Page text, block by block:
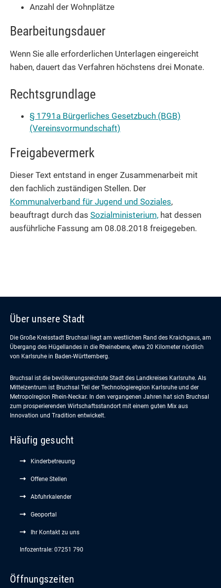
Anzahl der Wohnplätze
Bearbeitungsdauer
Wenn Sie alle erforderlichen Unterlagen eingereicht
haben, dauert das Verfahren höchstens drei Monate.
Rechtsgrundlage
§ 1791a Bürgerliches Gesetzbuch (BGB)
(Vereinsvormundschaft)
Freigabevermerk
Dieser Text entstand in enger Zusammenarbeit mit
den fachlich zuständigen Stellen. Der
Kommunalverband für Jugend und Soziales,
beauftragt durch das Sozialministerium, hat dessen
ausführliche Fassung am 08.08.2018 freigegeben.
Über unsere Stadt
Die Große Kreisstadt Bruchsal liegt am westlichen Rand des Kraichgaus, am
Übergang des Hügellandes in die Rheinebene, etwa 20 Kilometer nördlich
von Karlsruhe in Baden-Württemberg.
Bruchsal ist die bevölkerungsreichste Stadt des Landkreises Karlsruhe. Als
Mittelzentrum ist Bruchsal Teil der Technologieregion Karlsruhe und der
Metropolregion Rhein-Neckar. In den vergangenen Jahren hat sich Bruchsal
zum prosperierenden Wirtschaftsstandort mit einem guten Mix aus
Innovation und Tradition entwickelt.
Häufig gesucht
Kinderbetreuung
Offene Stellen
Abfuhrkalender
Geoportal
Ihr Kontakt zu uns
Infozentrale: 07251 790
Öffnungszeiten